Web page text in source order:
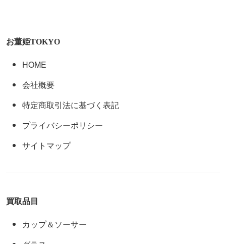
お董姫TOKYO
HOME
会社概要
特定商取引法に基づく表記
プライバシーポリシー
サイトマップ
買取品目
カップ＆ソーサー